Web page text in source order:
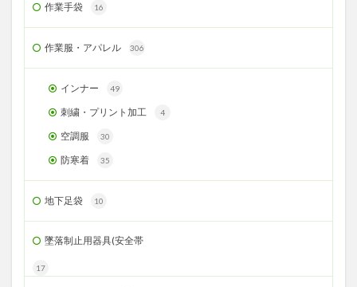
作業手袋 16
作業服・アパレル 306
インナー 49
刺繍・プリント加工 4
空調服 30
防寒着 35
地下足袋 10
墜落制止用器具(安全帯
17